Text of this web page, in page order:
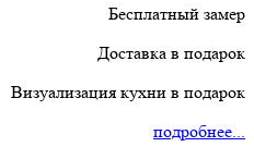
Бесплатный замер
Доставка в подарок
Визуализация кухни в подарок
подробнее...